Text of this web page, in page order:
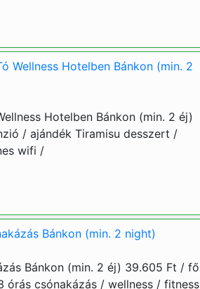
Wellness Hotelben Bánkon (min. 2
Hotelben Bánkon (min. 2 éj)
/ ajándék Tiramisu desszert /
wifi /
Bánkon (min. 2 night)
Bánkon (min. 2 éj) 39.605 Ft / fő
csónakázás / wellness / fitness